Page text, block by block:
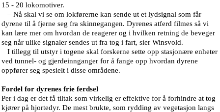
15 - 20 lokomotiver.
– Nå skal vi se om lokførerne kan sende ut et lydsignal som får
dyrene til å fjerne seg fra skinnegangen. Dyrenes atferd filmes så vi
kan lære mer om hvordan de reagerer og i hvilken retning de beveger
seg når ulike signaler sendes ut fra tog i fart, sier Winsvold.
I tillegg til utstyr i togene skal forskerne sette opp stasjonære enheter
ved tunnel- og gjerdeinnganger for å fange opp hvordan dyrene
oppfører seg spesielt i disse områdene.
Fordel for dyrenes frie ferdsel
Per i dag er det få tiltak som virkelig er effektive for å forhindre at tog
kjører på hjortedyr. De mest brukte, som rydding av vegetasjon langs